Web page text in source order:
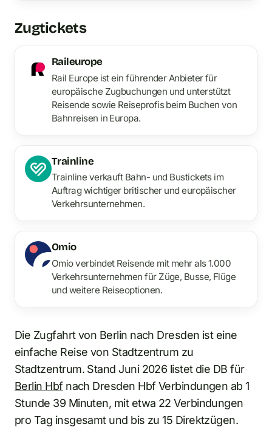
Zugtickets
Raileurope
Rail Europe ist ein führender Anbieter für
europäische Zugbuchungen und unterstützt
Reisende sowie Reiseprofis beim Buchen von
Bahnreisen in Europa.
Trainline
Trainline verkauft Bahn- und Bustickets im
Auftrag wichtiger britischer und europäischer
Verkehrsunternehmen.
Omio
Omio verbindet Reisende mit mehr als 1.000
Verkehrsunternehmen für Züge, Busse, Flüge
und weitere Reiseoptionen.
Die Zugfahrt von Berlin nach Dresden ist eine
einfache Reise von Stadtzentrum zu
Stadtzentrum. Stand Juni 2026 listet die DB für
Berlin Hbfnach Dresden Hbf Verbindungen ab 1
Stunde 39 Minuten, mit etwa 22 Verbindungen
pro Tag insgesamt und bis zu 15 Direktzügen.